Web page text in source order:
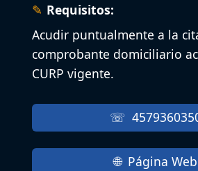
Requisitos:
Acudir puntualmente a la
comprobante domiciliario
CURP vigente.
Página Web